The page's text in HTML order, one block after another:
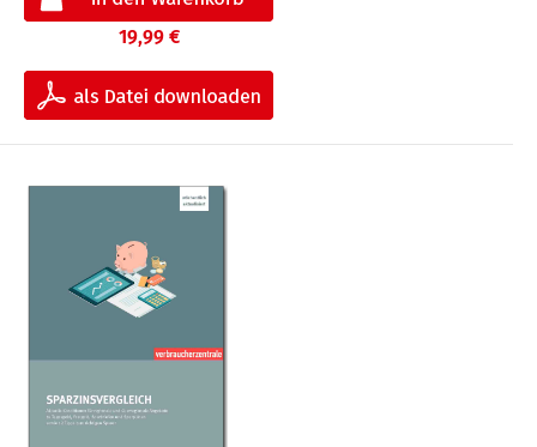
19,99 €